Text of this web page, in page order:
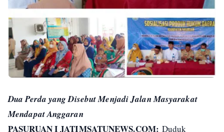
Dua Perda yang Disebut Menjadi Jalan Masyarakat
Mendapat Anggaran
PASURUAN I JATIMSATUNEWS.COM: Duduk